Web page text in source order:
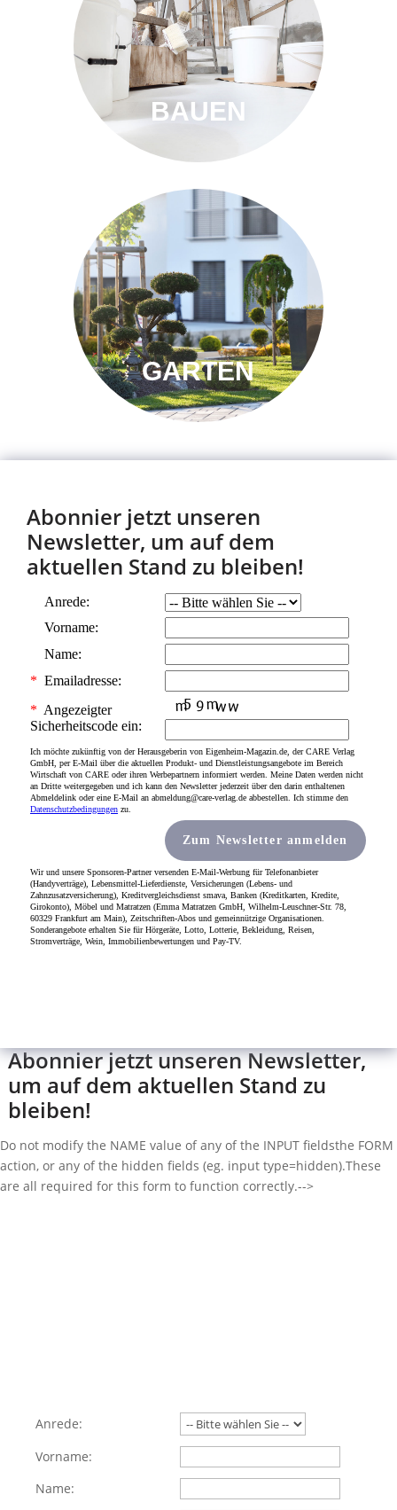
BAUEN
GARTEN
Abonnier jetzt unseren
Newsletter, um auf dem
aktuellen Stand zu bleiben!
Abonnier jetzt unseren Newsletter,
um auf dem aktuellen Stand zu
bleiben!
Do not modify the NAME value of any of the INPUT fieldsthe FORM
action, or any of the hidden fields (eg. input type=hidden).These
are all required for this form to function correctly.-->
Anrede:
Vorname:
Name: